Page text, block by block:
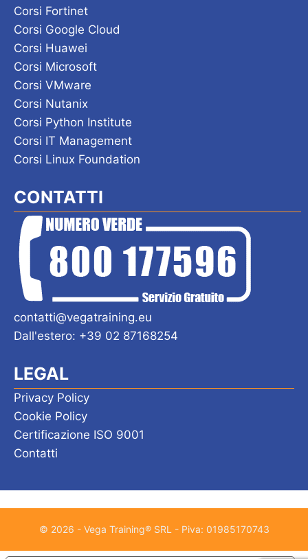
Corsi Fortinet
Corsi Google Cloud
Corsi Huawei
Corsi Microsoft
Corsi VMware
Corsi Nutanix
Corsi Python Institute
Corsi IT Management
Corsi Linux Foundation
CONTATTI
contatti@vegatraining.eu
Dall'estero: +39 02 87168254
LEGAL
Privacy Policy
Cookie Policy
Certificazione ISO 9001
Contatti
© 2026 - Vega Training® SRL - Piva: 01985170743